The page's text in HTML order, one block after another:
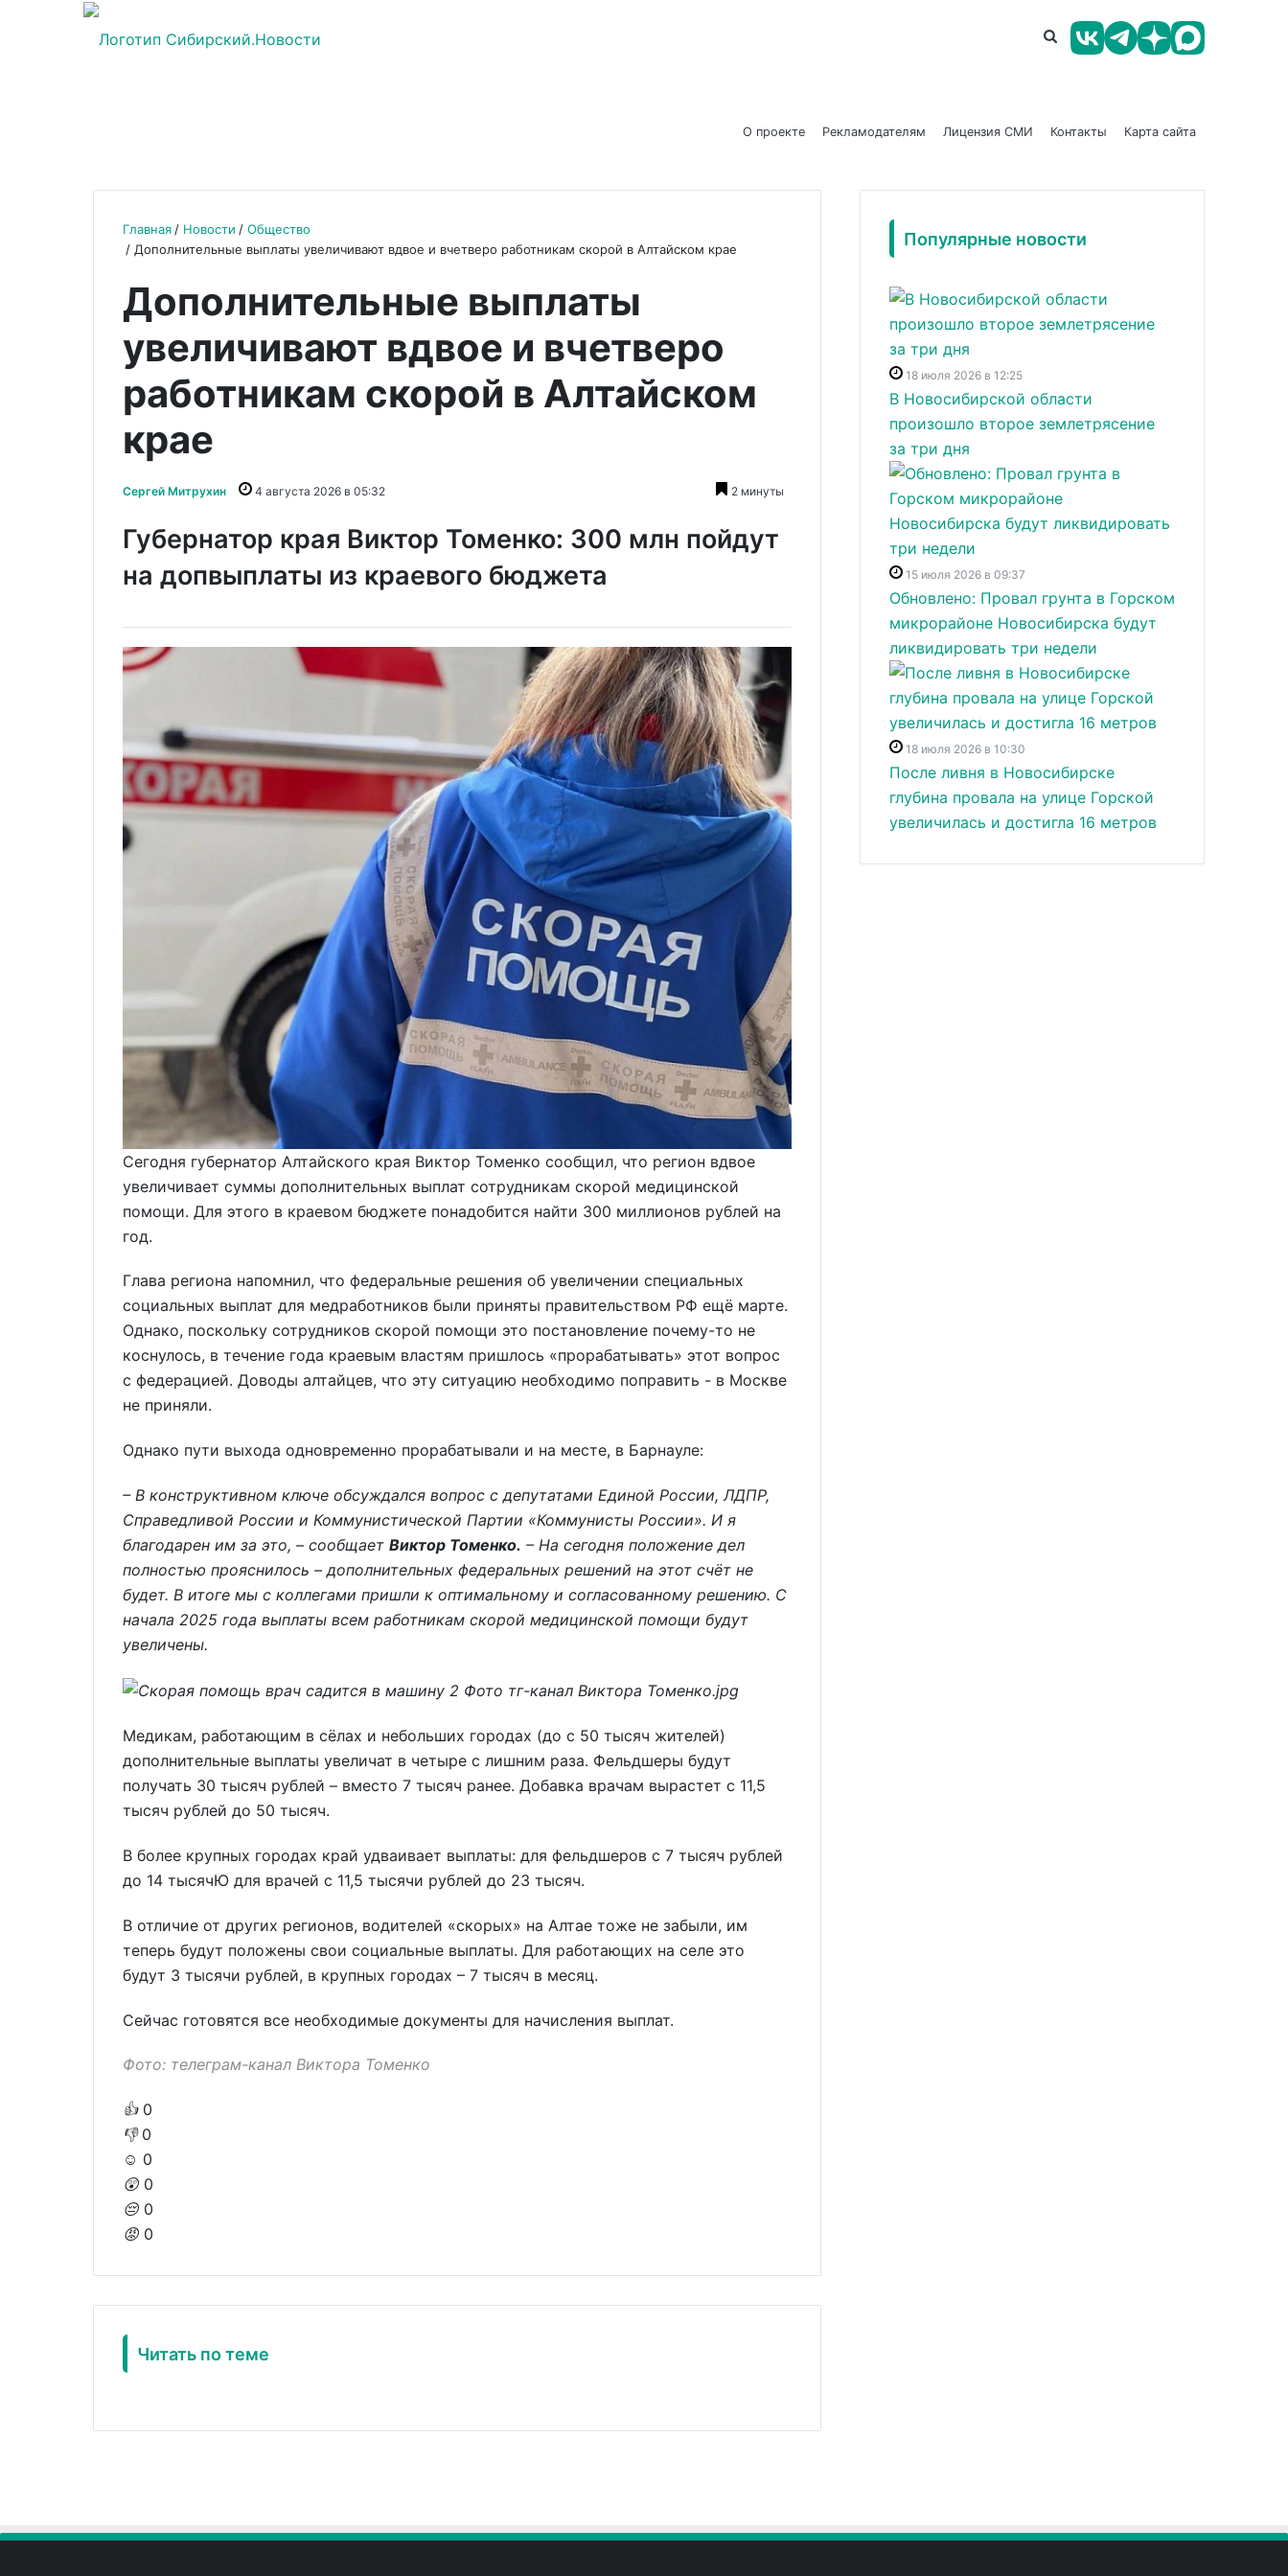
О проекте Рекламодателям Лицензия СМИ Контакты Карта сайта
Главная Новости
Общество
Дополнительные выплаты увеличивают вдвое и вчетверо работникам скорой в Алтайском крае
Дополнительные выплаты
увеличивают вдвое и вчетверо
работникам скорой в Алтайском
крае
Сергей Митрухин 4 августа 2026 в 05:32 2 минуты
Губернатор края Виктор Томенко: 300 млн пойдут
на допвыплаты из краевого бюджета
Сегодня губернатор Алтайского края Виктор Томенко сообщил, что регион вдвое
увеличивает суммы дополнительных выплат сотрудникам скорой медицинской
помощи. Для этого в краевом бюджете понадобится найти 300 миллионов рублей на
год.
Глава региона напомнил, что федеральные решения об увеличении специальных
социальных выплат для медработников были приняты правительством РФ ещё марте.
Однако, поскольку сотрудников скорой помощи это постановление почему-то не
коснулось, в течение года краевым властям пришлось «прорабатывать» этот вопрос
с федерацией. Доводы алтайцев, что эту ситуацию необходимо поправить - в Москве
не приняли.
Однако пути выхода одновременно прорабатывали и на месте, в Барнауле:
– В конструктивном ключе обсуждался вопрос с депутатами Единой России, ЛДПР,
Справедливой России и Коммунистической Партии «Коммунисты России». И я
благодарен им за это, – сообщает Виктор Томенко. – На сегодня положение дел
полностью прояснилось – дополнительных федеральных решений на этот счёт не
будет. В итоге мы с коллегами пришли к оптимальному и согласованному решению. С
начала 2025 года выплаты всем работникам скорой медицинской помощи будут
увеличены.
Медикам, работающим в сёлах и небольших городах (до с 50 тысяч жителей)
дополнительные выплаты увеличат в четыре с лишним раза. Фельдшеры будут
получать 30 тысяч рублей – вместо 7 тысяч ранее. Добавка врачам вырастет с 11,5
тысяч рублей до 50 тысяч.
В более крупных городах край удваивает выплаты: для фельдшеров с 7 тысяч рублей
до 14 тысячЮ для врачей с 11,5 тысячи рублей до 23 тысяч.
В отличие от других регионов, водителей «скорых» на Алтае тоже не забыли, им
теперь будут положены свои социальные выплаты. Для работающих на селе это
будут 3 тысячи рублей, в крупных городах – 7 тысяч в месяц.
Сейчас готовятся все необходимые документы для начисления выплат.
Фото: телеграм-канал Виктора Томенко
👍 0
👎 0
☺️ 0
😲 0
😔 0
😡 0
Читать по теме
Популярные новости
18 июля 2026 в 12:25
В Новосибирской области
произошло второе землетрясение
за три дня
15 июля 2026 в 09:37
Обновлено: Провал грунта в Горском
микрорайоне Новосибирска будут
ликвидировать три недели
18 июля 2026 в 10:30
После ливня в Новосибирске
глубина провала на улице Горской
увеличилась и достигла 16 метров